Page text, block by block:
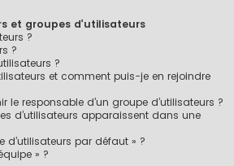
et groupes d’utilisateurs
?
?
?
et comment puis-je en rejoindre
le responsable d’un groupe d’utilisateurs ?
d’utilisateurs apparaissent dans une
d’utilisateurs par défaut » ?
» ?